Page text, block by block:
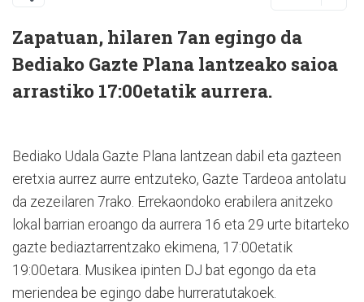
Zapatuan, hilaren 7an egingo da
Bediako Gazte Plana lantzeako saioa
arrastiko 17:00etatik aurrera.
Bediako Udala Gazte Plana lantzean dabil eta gazteen
eretxia aurrez aurre entzuteko, Gazte Tardeoa antolatu
da zezeilaren 7rako. Errekaondoko erabilera anitzeko
lokal barrian eroango da aurrera 16 eta 29 urte bitarteko
gazte bediaztarrentzako ekimena, 17:00etatik
19:00etara. Musikea ipinten DJ bat egongo da eta
meriendea be egingo dabe hurreratutakoek.